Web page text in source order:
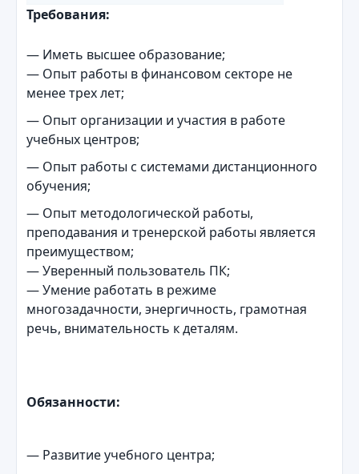
Требования:
— Иметь высшее образование;
— Опыт работы в финансовом секторе не
менее трех лет;
— Опыт организации и участия в работе
учебных центров;
— Опыт работы с системами дистанционного
обучения;
— Опыт методологической работы,
преподавания и тренерской работы является
преимуществом;
— Уверенный пользователь ПК;
— Умение работать в режиме
многозадачности, энергичность, грамотная
речь, внимательность к деталям.
Обязанности:
— Развитие учебного центра;